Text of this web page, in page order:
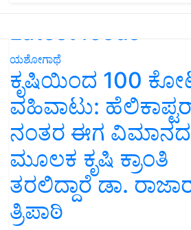
Latest feeds
ಯಶೋಗಾಥೆ
ಕೃಷಿಯಿಂದ 100
ವಹಿವಾಟು:
ನಂತರ ಈಗ ವಿಮಾನದ
ಮೂಲಕ ಕೃಷಿ ಕ್ರಾಂತಿ
ತರಲಿದ್ದಾರೆ ಡಾ.
ತ್ರಿಪಾಠಿ